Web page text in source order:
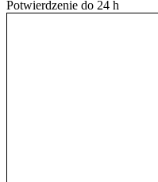
Potwierdzenie do 24 h